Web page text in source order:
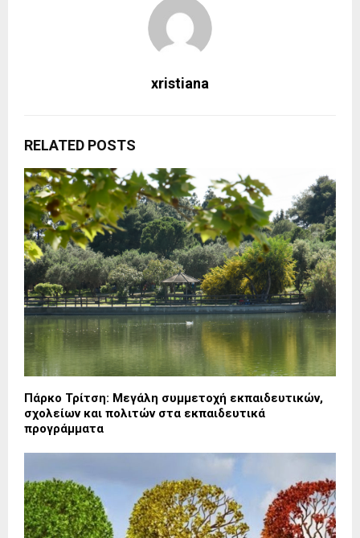
xristiana
RELATED POSTS
Πάρκο Τρίτση: Μεγάλη συμμετοχή εκπαιδευτικών,
σχολείων και πολιτών στα εκπαιδευτικά
προγράμματα